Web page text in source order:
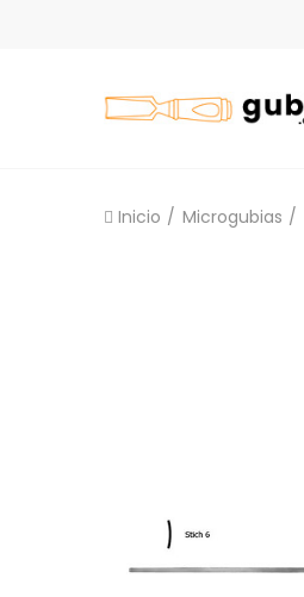
Inicio Microgubias